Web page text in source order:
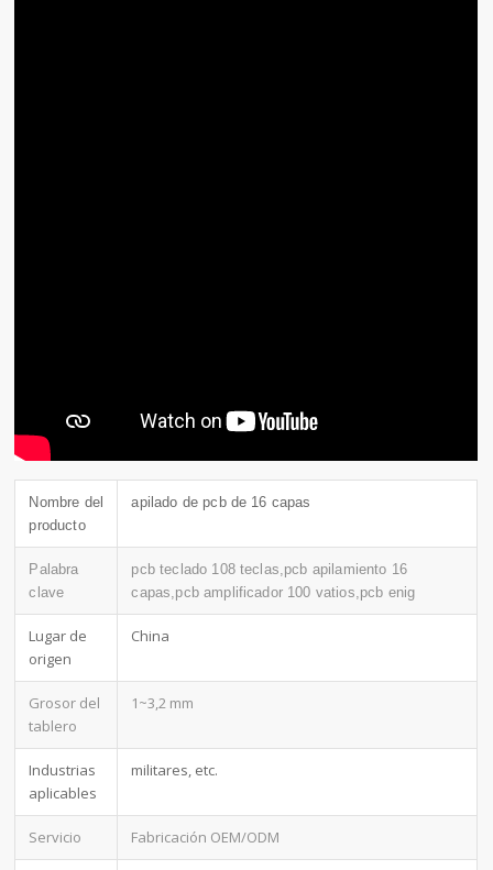
Nombre del
producto
apilado de pcb de 16 capas
Palabra
clave
pcb teclado 108 teclas,pcb apilamiento 16
capas,pcb amplificador 100 vatios,pcb enig
Lugar de
origen
China
Grosor del
tablero
1~3,2 mm
Industrias
aplicables
militares, etc.
Servicio Fabricación OEM/ODM